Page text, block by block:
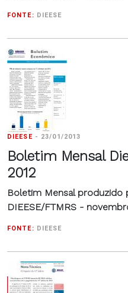
FONTE: DIEESE
DIEESE- 23/01/2013
Boletim Mensal
2012
Boletim Mensal produzido
DIEESE/FTMRS -
FONTE: DIEESE